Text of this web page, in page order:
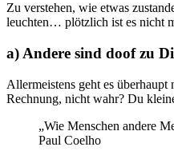
Zu verstehen, wie etwas
leuchten… plötzlich ist es nicht
a) Andere sind doof zu
Allermeistens geht es
Rechnung, nicht wahr? Du
„Wie Menschen andere
Paul Coelho